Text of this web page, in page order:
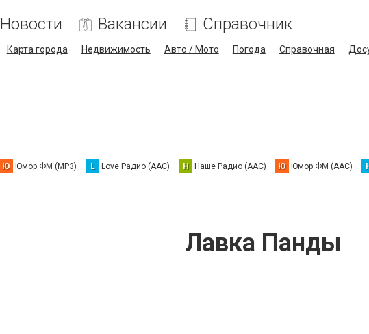
Новости Вакансии Справочник
Карта города Недвижимость Авто / Мото Погода Справочная
Ю Юмор ФМ (MP3) L Love Радио (AAC) Н Наше Радио (AAC) Ю Юмор ФМ (AAC)
Лавка Панды